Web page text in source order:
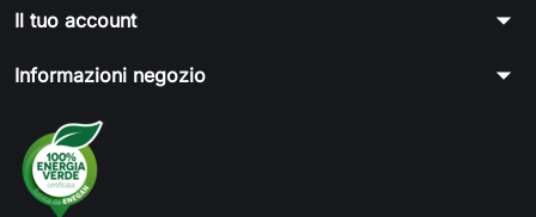
Il tuo account arrow_drop_down
Informazioni negozio arrow_drop_down